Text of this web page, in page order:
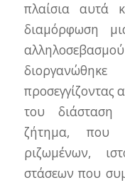
πλαίσια αυτά
διαμόρφωση
αλληλοσεβασμού
προσεγγίζοντας
του διάσταση
ζήτημα, που
ριζωμένων,
στάσεων που